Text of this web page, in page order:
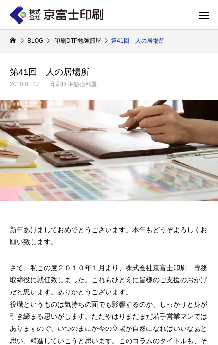
エコ製品
ポイント
2026.08.01
刷」で差別化する方
2026.07.01
BLOG 印刷DTP勉強部屋 第41回 人の居場所
第41回 人の居場所
2010.01.07 印刷DTP勉強部屋
新年あけましておめでとうございます。本年もどうぞよろしくお
願い致します。
さて、私この度２０１０年１月より、株式会社京富士印刷 専務
取締役に就任致しました。これもひとえに皆様のご支援のおかげ
だと思います。ありがとうございます。
役職というものは気持ちの面でも影響するのか、しっかりと身が
引き締まる思いがします。ただやはりまだまだ若手営業マンでは
ありますので、いつのまにか今の立場が自然になればいいなぁと
思い、精進していこうと思います。このコラムのタイトルも、そ